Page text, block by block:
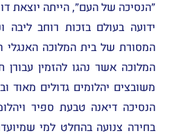
"הנסיכה של העם", הייתה יוצאת
ידועה בעולם בזכות רוחב ליבה
המסורת של בית המלוכה
המלוכה אשר נהגו להזמין עבורן
משובצים יהלומים גדולים מאוד
הנסיכה דיאנה טבעת ספיר
בחירה צנועה בהחלט למי